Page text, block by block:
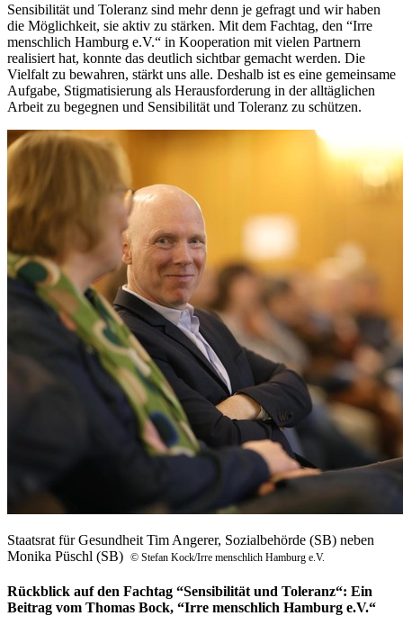
Sensibilität und Toleranz sind mehr denn je gefragt und wir haben
die Möglichkeit, sie aktiv zu stärken. Mit dem Fachtag, den “Irre
menschlich Hamburg e.V.“ in Kooperation mit vielen Partnern
realisiert hat, konnte das deutlich sichtbar gemacht werden. Die
Vielfalt zu bewahren, stärkt uns alle. Deshalb ist es eine gemeinsame
Aufgabe, Stigmatisierung als Herausforderung in der alltäglichen
Arbeit zu begegnen und Sensibilität und Toleranz zu schützen.
Staatsrat für Gesundheit Tim Angerer, Sozialbehörde (SB) neben
Monika Püschl (SB) © Stefan Kock/Irre menschlich Hamburg e.V.
Rückblick auf den Fachtag “Sensibilität und Toleranz“: Ein
Beitrag vom Thomas Bock, “Irre menschlich Hamburg e.V.“